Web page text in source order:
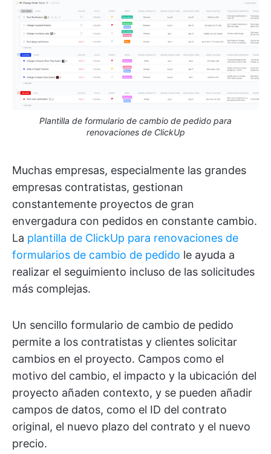
Plantilla de formulario de cambio de pedido para
renovaciones de ClickUp
Muchas empresas, especialmente las grandes
empresas contratistas, gestionan
constantemente proyectos de gran
envergadura con pedidos en constante cambio.
La plantilla de ClickUp para renovaciones de
formularios de cambio de pedido le ayuda a
realizar el seguimiento incluso de las solicitudes
más complejas.
Un sencillo formulario de cambio de pedido
permite a los contratistas y clientes solicitar
cambios en el proyecto. Campos como el
motivo del cambio, el impacto y la ubicación del
proyecto añaden contexto, y se pueden añadir
campos de datos, como el ID del contrato
original, el nuevo plazo del contrato y el nuevo
precio.